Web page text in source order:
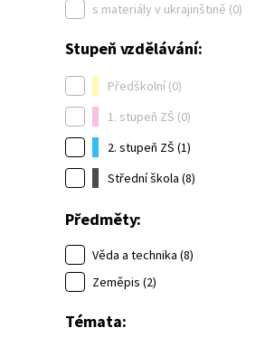
s materiály v ukrajinštině (0)
Stupeň vzdělávání:
Předškolní (0)
1. stupeň ZŠ (0)
2. stupeň ZŠ (1)
Střední škola (8)
Předměty:
Věda a technika (8)
Zeměpis (2)
Témata: